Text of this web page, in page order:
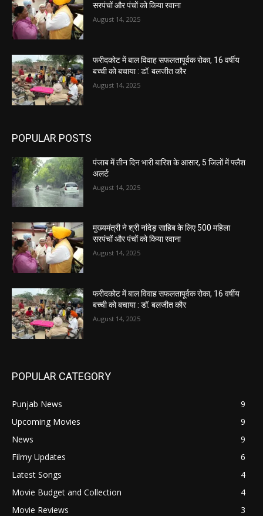
सरपंचों और पंचों को किया रवाना
August 14, 2025
फरीदकोट में बाल विवाह सफलतापूर्वक रोका, 16 वर्षीय
बच्ची को बचाया : डॉ. बलजीत कौर
August 14, 2025
POPULAR POSTS
पंजाब में तीन दिन भारी बारिश के आसार, 5 जिलों में फ्लैश
अलर्ट
August 14, 2025
मुख्यमंत्री ने श्री नांदेड़ साहिब के लिए 500 महिला
सरपंचों और पंचों को किया रवाना
August 14, 2025
फरीदकोट में बाल विवाह सफलतापूर्वक रोका, 16 वर्षीय
बच्ची को बचाया : डॉ. बलजीत कौर
August 14, 2025
POPULAR CATEGORY
Punjab News
9
Upcoming Movies
9
News
9
Filmy Updates
6
Latest Songs
4
Movie Budget and Collection
4
Movie Reviews
3